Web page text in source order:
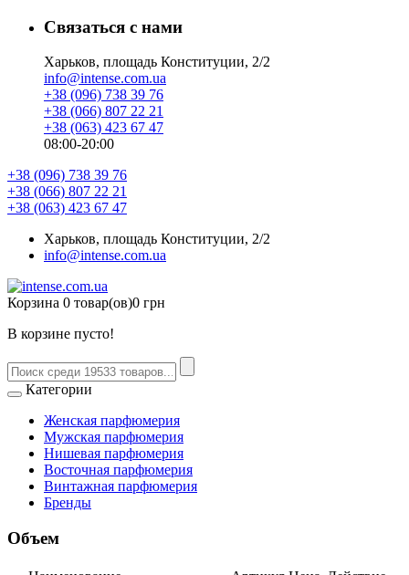
Связаться с нами
Харьков, площадь Конституции, 2/2
info@intense.com.ua
+38 (096) 738 39 76
+38 (066) 807 22 21
+38 (063) 423 67 47
08:00-20:00
+38 (096) 738 39 76
+38 (066) 807 22 21
+38 (063) 423 67 47
Харьков, площадь Конституции, 2/2
info@intense.com.ua
Корзина 0 товар(ов)0 грн
В корзине пусто!
Категории
Женская парфюмерия
Мужская парфюмерия
Нишевая парфюмерия
Восточная парфюмерия
Винтажная парфюмерия
Бренды
Объем